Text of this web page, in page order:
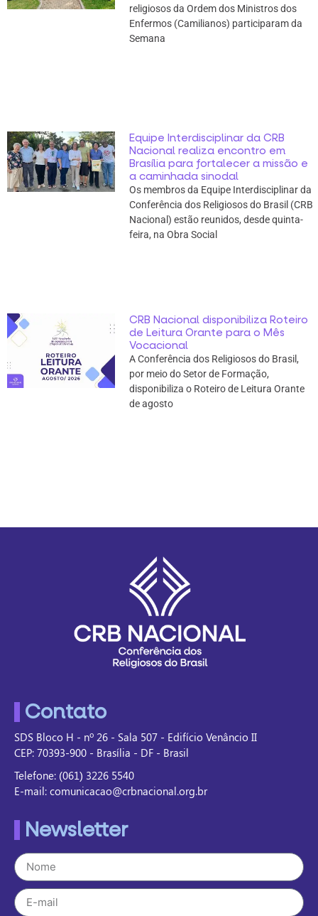
religiosos da Ordem dos Ministros dos
Enfermos (Camilianos) participaram da
Semana
Equipe Interdisciplinar da CRB
Nacional realiza encontro em
Brasília para fortalecer a missão e
a caminhada sinodal
Os membros da Equipe Interdisciplinar da
Conferência dos Religiosos do Brasil (CRB
Nacional) estão reunidos, desde quinta-
feira, na Obra Social
CRB Nacional disponibiliza Roteiro
de Leitura Orante para o Mês
Vocacional
A Conferência dos Religiosos do Brasil,
por meio do Setor de Formação,
disponibiliza o Roteiro de Leitura Orante
de agosto
Contato
SDS Bloco H - nº 26 - Sala 507 - Edifício Venâncio II
CEP: 70393-900 - Brasília - DF - Brasil
Telefone: (061) 3226 5540
E-mail: comunicacao@crbnacional.org.br
Newsletter